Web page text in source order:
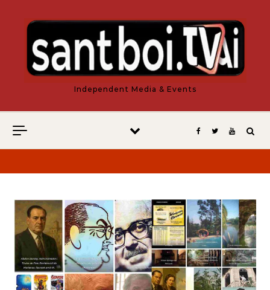
Independent Media & Events